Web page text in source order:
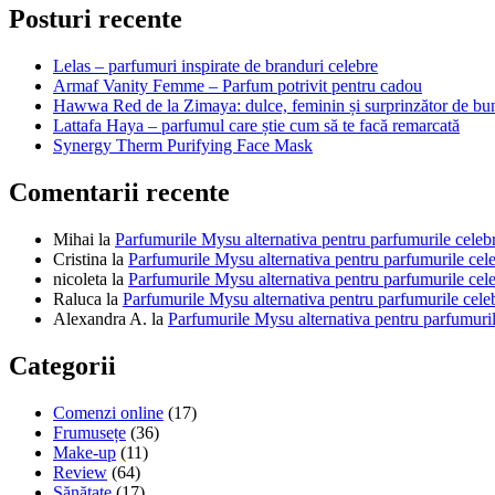
articole
Posturi recente
Lelas – parfumuri inspirate de branduri celebre
Armaf Vanity Femme – Parfum potrivit pentru cadou
Hawwa Red de la Zimaya: dulce, feminin și surprinzător de
Lattafa Haya – parfumul care știe cum să te facă remarcată
Synergy Therm Purifying Face Mask
Comentarii recente
Mihai la Parfumurile Mysu alternativa pentru parfumurile
Cristina la Parfumurile Mysu alternativa pentru parfumurile
nicoleta la Parfumurile Mysu alternativa pentru parfumurile
Raluca la Parfumurile Mysu alternativa pentru parfumurile
Alexandra A. la Parfumurile Mysu alternativa pentru
Categorii
Comenzi online (17)
Frumusețe (36)
Make-up (11)
Review (64)